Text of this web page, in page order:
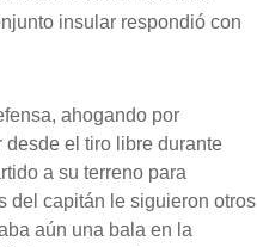
insular respondió con
ahogando por
el tiro libre durante
a su terreno para
del capitán le siguieron otros
aún una bala en la